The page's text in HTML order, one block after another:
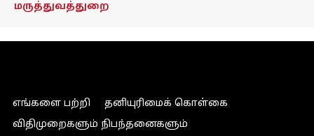
மருத்துவத்துறை
எங்களை பற்றி
தனியுரிமைக் கொள்கை
விதிமுறைகளும் நிபந்தனைகளும்